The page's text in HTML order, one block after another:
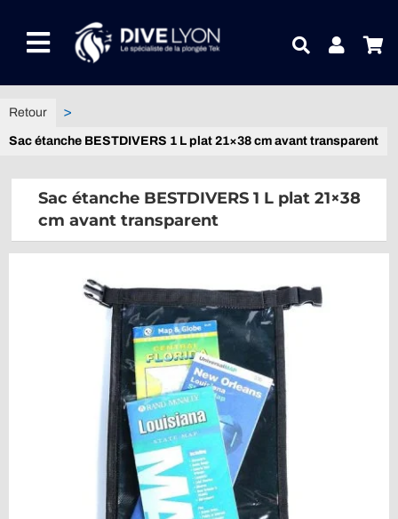
contenuToggle
Navigation
NOTRE UNIVERS PRODUITS
CONTACTEZ-NOUS
Sac étanche BESTDIVERS 1 L plat 21×38 cm avant transparent
Sac étanche BESTDIVERS 1 L plat 21×38
cm avant transparent